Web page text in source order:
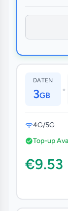
DATEN
3GB •
4G/5G
Top-up
€9.53